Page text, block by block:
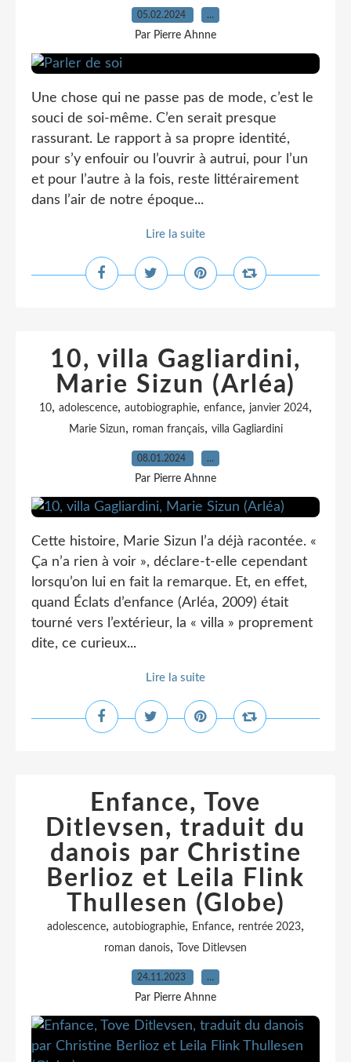
05.02.2024 …
Par Pierre Ahnne
Une chose qui ne passe pas de mode, c’est le
souci de soi-même. C’en serait presque
rassurant. Le rapport à sa propre identité,
pour s’y enfouir ou l’ouvrir à autrui, pour l’un
et pour l’autre à la fois, reste littérairement
dans l’air de notre époque...
Lire la suite
10, villa Gagliardini,
Marie Sizun (Arléa)
10, adolescence, autobiographie, enfance, janvier 2024,
Marie Sizun, roman français, villa Gagliardini
08.01.2024 …
Par Pierre Ahnne
Cette histoire, Marie Sizun l’a déjà racontée. «
Ça n’a rien à voir », déclare-t-elle cependant
lorsqu’on lui en fait la remarque. Et, en effet,
quand Éclats d’enfance (Arléa, 2009) était
tourné vers l’extérieur, la « villa » proprement
dite, ce curieux...
Lire la suite
Enfance, Tove
Ditlevsen, traduit du
danois par Christine
Berlioz et Leila Flink
Thullesen (Globe)
adolescence, autobiographie, Enfance, rentrée 2023,
roman danois, Tove Ditlevsen
24.11.2023 …
Par Pierre Ahnne